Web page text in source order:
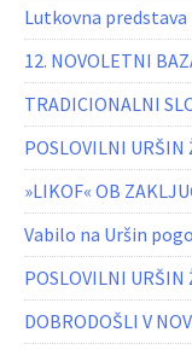
Lutkovna predstava
12. NOVOLETNI
TRADICIONALNI
POSLOVILNI URŠIN
»LIKOF« OB
Vabilo na Uršin
POSLOVILNI URŠIN
DOBRODOŠLI V